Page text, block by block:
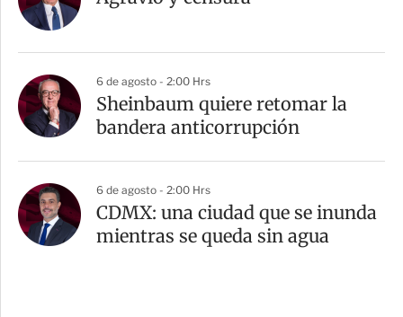
6 de agosto - 2:00 Hrs
Sheinbaum quiere retomar la
bandera anticorrupción
6 de agosto - 2:00 Hrs
CDMX: una ciudad que se inunda
mientras se queda sin agua